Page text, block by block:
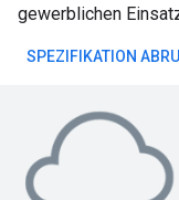
gewerblichen
SPEZIFIKATION